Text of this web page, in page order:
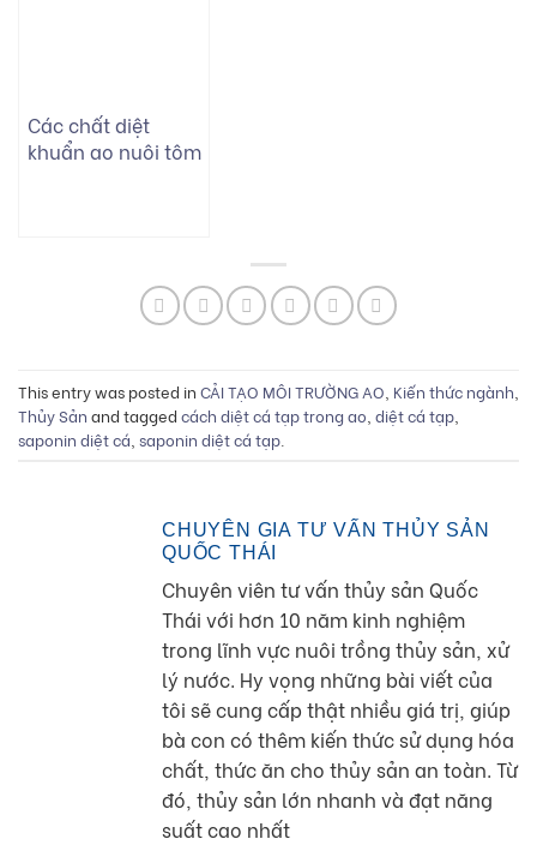
Các chất diệt
khuẩn ao nuôi tôm
This entry was posted in CẢI TẠO MÔI TRƯỜNG AO Kiến thức ngành
Thủy Sản and tagged cách diệt cá tạp trong ao diệt cá tạp
saponin diệt cá saponin diệt cá tạp
CHUYÊN GIA TƯ VẤN THỦY SẢN
QUỐC THÁI
Chuyên viên tư vấn thủy sản Quốc
Thái với hơn 10 năm kinh nghiệm
trong lĩnh vực nuôi trồng thủy sản, xử
lý nước. Hy vọng những bài viết của
tôi sẽ cung cấp thật nhiều giá trị, giúp
bà con có thêm kiến thức sử dụng hóa
chất, thức ăn cho thủy sản an toàn. Từ
đó, thủy sản lớn nhanh và đạt năng
suất cao nhất